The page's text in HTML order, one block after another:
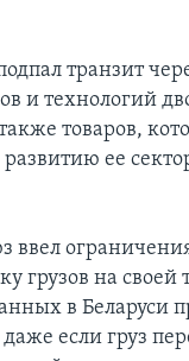
транзит
и технологий
товаров,
развитию ее
ввел
грузов на своей
в Беларуси
если груз